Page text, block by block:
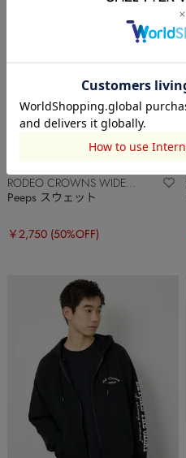
RODEO CROWNS WIDE
BOWL
Peeps スウェット
￥2,750 (50%OFF)